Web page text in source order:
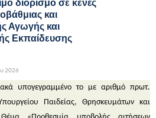
διορισμό σε κενές
και
Αγωγής και
Εκπαίδευσης
2026
υπογεγραμμένο το με αριθμό πρωτ.
Παιδείας, Θρησκευμάτων και